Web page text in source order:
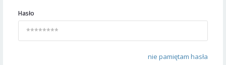
Hasło
nie pamiętam hasła